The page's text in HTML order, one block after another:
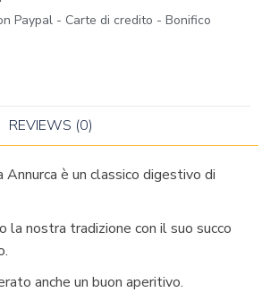
Paypal - Carte di credito - Bonifico
REVIEWS (0)
è un classico digestivo di
la nostra tradizione con il suo succo
anche un buon aperitivo.